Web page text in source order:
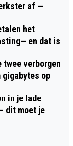
af —
het
en dat is
twee verborgen
op
in je lade
dit moet je